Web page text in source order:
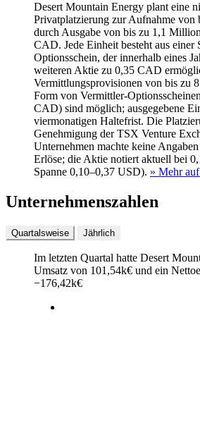
Desert Mountain Energy plant eine
Privatplatzierung zur Aufnahme
durch Ausgabe von bis zu 1,1
CAD. Jede Einheit besteht aus einer
Optionsschein, der innerhalb eines
weiteren Aktie zu 0,35 CAD
Vermittlungsprovisionen von bis zu
Form von Vermittler-
CAD) sind möglich; ausgegebene
viermonatigen Haltefrist. Die
Genehmigung der TSX Venture
Unternehmen machte keine
Erlöse; die Aktie notiert aktuell bei
Spanne 0,10–0,37 USD). » Mehr
Unternehmenszahlen
Quartalsweise Jährlich
Im letzten Quartal hatte Desert
Umsatz von 101,54k€ und ein
−176,42k€